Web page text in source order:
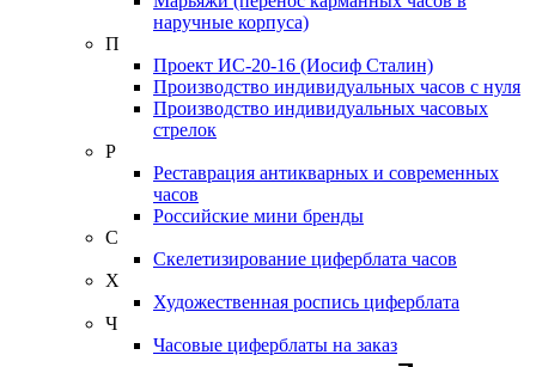
наручные корпуса)
П
Проект ИС-20-16 (Иосиф Сталин)
Производство индивидуальных часов с нуля
Производство индивидуальных часовых
стрелок
Р
Реставрация антикварных и современных
часов
Российские мини бренды
С
Скелетизирование циферблата часов
Х
Художественная роспись циферблата
Ч
Часовые циферблаты на заказ